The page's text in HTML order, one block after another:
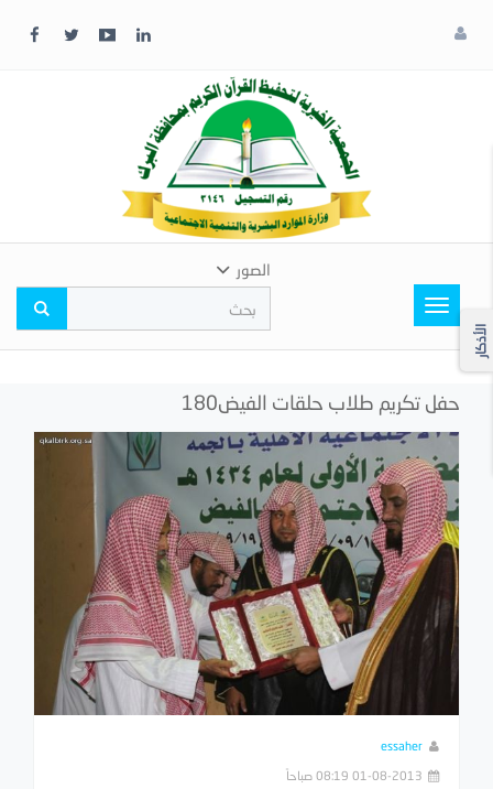
Toggle
navigation
الصور
الأذكار
حفل تكريم طلاب حلقات الفيض180
essaher
01-08-2013 08:19 صباحاً